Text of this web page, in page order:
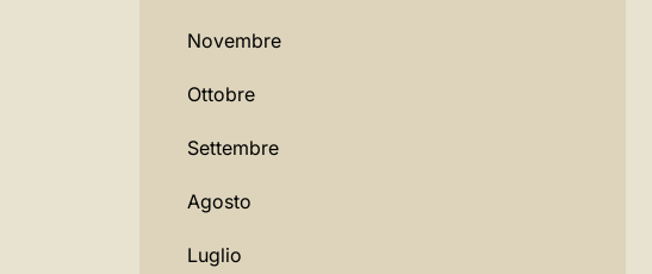
Novembre
Ottobre
Settembre
Agosto
Luglio